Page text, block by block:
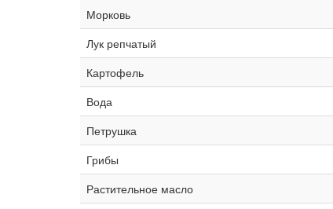
Морковь
Лук репчатый
Картофель
Вода
Петрушка
Грибы
Растительное масло